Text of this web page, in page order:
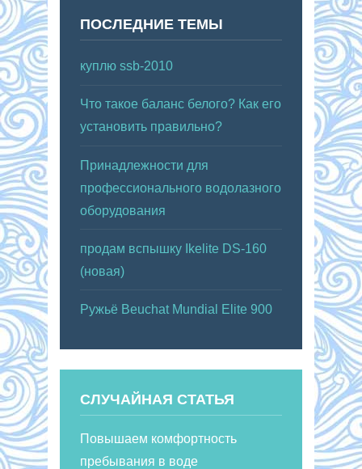
ПОСЛЕДНИЕ ТЕМЫ
куплю ssb-2010
Что такое баланс белого? Как его
установить правильно?
Принадлежности для
профессионального водолазного
оборудования
продам вспышку Ikelite DS-160
(новая)
Ружьё Beuchat Mundial Elite 900
СЛУЧАЙНАЯ СТАТЬЯ
Повышаем комфортность
пребывания в воде